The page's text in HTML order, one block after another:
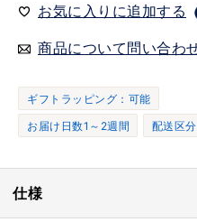
お気に入りに追加する
商品について問い合わ
ギフトラッピング：可能
お届け日数1～2週間
配送区
仕様